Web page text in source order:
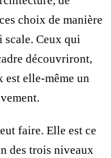
choix de manière
scale. Ceux qui
découvriront,
est elle-même un
faire. Elle est ce
des trois niveaux